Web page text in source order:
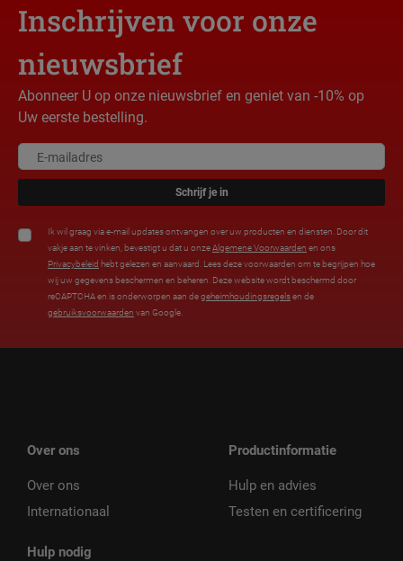
Inschrijven voor onze
nieuwsbrief
Abonneer U op onze nieuwsbrief en geniet van -10% op
Uw eerste bestelling.
Schrijf je in
Ik wil graag via e-mail updates ontvangen over uw producten en diensten. Door dit
vakje aan te vinken, bevestigt u dat u onzeAlgemene Voorwaarden en ons
Privacybeleid hebt gelezen en aanvaard. Lees deze voorwaarden om te begrijpen hoe
wij uw gegevens beschermen en beheren. Deze website wordt beschermd door
reCAPTCHA en is onderworpen aan degeheimhoudingsregelsen de
gebruiksvoorwaarden van Google.
Over ons
Over ons
Internationaal
Hulp nodig
Productinformatie
Hulp en advies
Testen en certificering